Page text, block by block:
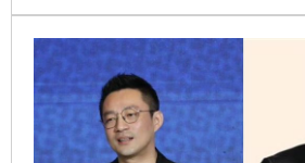
家，為什麼直到七十高齡才造反，
麼？（記者唐家興）